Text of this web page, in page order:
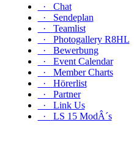
·
Chat
·
Sendeplan
·
Teamlist
·
Photogallery R8HL
·
Bewerbung
·
Event Calendar
·
Member Charts
·
Hörerlist
·
Partner
·
Link Us
·
LS 15 ModÂ´s